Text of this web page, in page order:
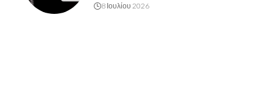
8 Ιουλίου 2026